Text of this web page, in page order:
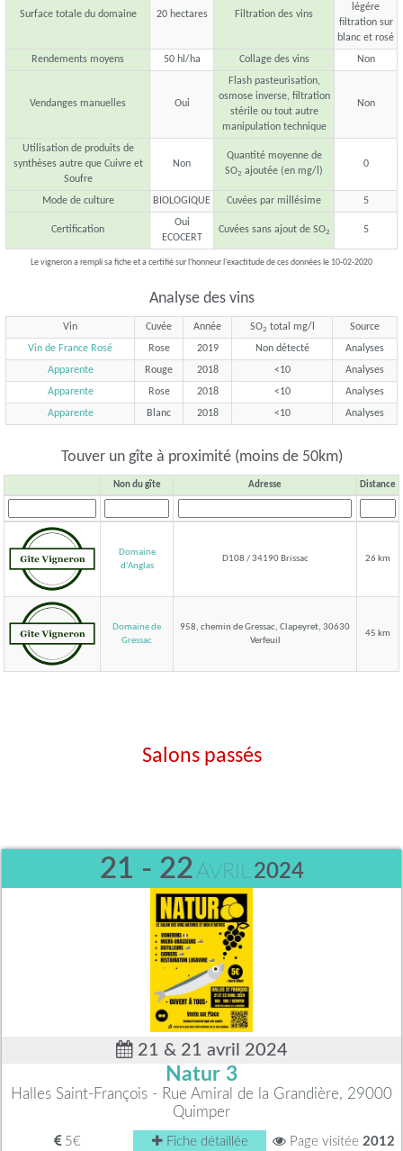
Surface totale du domaine 20 hectares Filtration des vins
légére
filtration sur
blanc et rosé
Rendements moyens
50 hl/ha Collage des vins Non
Vendanges manuelles Oui
Flash pasteurisation,
osmose inverse, filtration
stérile ou tout autre
manipulation technique
Non
Utilisation de produits de
synthèses autre que Cuivre et
Soufre
Non
Quantité moyenne de
SO2 ajoutée (en mg/l)
0
Mode de culture BIOLOGIQUE Cuvées par millésime 5
Certification
Oui
ECOCERT
Cuvées sans ajout de SO2 5
Le vigneron a rempli sa fiche et a certifié sur l'honneur l'exactitude de ces données le 10-02-2020
Analyse des vins
Vin Cuvée Année SO2 total mg/l
Source
Vin de France Rosé
Rose 2019 Non détecté
Analyses
Apparente
Rouge 2018 <10
Analyses
Apparente
Rose 2018 <10
Analyses
Apparente
Blanc 2018 <10 Analyses
Touver un gîte à proximité (moins de 50km)
Non du gîte Adresse Distance
Domaine
d'Anglas
D108 / 34190 Brissac 26 km
Domaine de
Gressac
958, chemin de Gressac, Clapeyret, 30630
Verfeuil
45 km
Salons passés
21 - 22 AVRIL 2024
21 & 21 avril 2024
Natur 3
Halles Saint-François - Rue Amiral de la Grandière, 29000
Quimper
5€ Fiche détaillée Page visitée 2012